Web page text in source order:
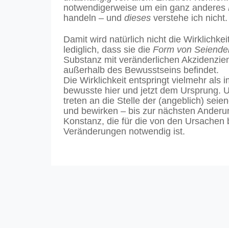
notwendigerweise um ein ganz anderes
handeln – und dieses verstehe ich nicht.
Damit wird natürlich nicht die
lediglich, dass sie die Form von
Substanz mit veränderlichen
außerhalb des Bewusstseins befindet.
Die Wirklichkeit entspringt vielmehr als
bewusste hier und jetzt dem Ursprung.
treten an die Stelle der (angeblich)
und bewirken – bis zur nächsten
Konstanz, die für die von den Ursachen
Veränderungen notwendig ist.